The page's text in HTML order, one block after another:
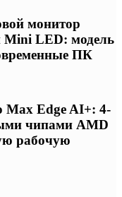
монитор
Mini LED: модель
ПК
Max Edge AI+: 4-
чипами AMD
рабочую